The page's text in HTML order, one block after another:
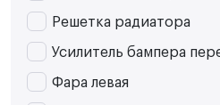
Решетка радиатора
Усилитель бампера
Фара левая